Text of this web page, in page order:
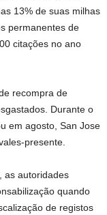
13% de suas milhas
permanentes de
citações no ano
recompra de
Durante o
em agosto, San Jose
presente.
as autoridades
quando
de registos